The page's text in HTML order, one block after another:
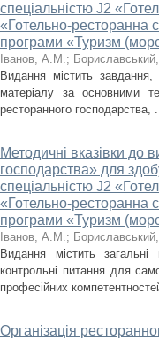
спеціальністю J2
«Готельно-ресторанна
програми «Туризм
Іванов, А.М.;
Видання містить
матеріалу за основними
ресторанного господарства,
Методичні вказівки до
господарства» для
спеціальністю J2
«Готельно-ресторанна
програми «Туризм
Іванов, А.М.;
Видання містить
контрольні питання для
професійних
Організація